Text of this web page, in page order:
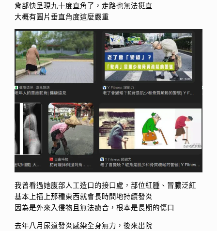
背部快呈現九十度直角了，走路也無法挺直
大概有圖片垂直角度這麼嚴重
我曾看過她腹部人工造口的接口處，部位紅腫、冒膿泛紅
基本上插上那種東西就會長時間地持續發炎
因為是外來入侵物且無法癒合，根本是長期的傷口
去年八月尿道發炎感染全身無力，後來出院